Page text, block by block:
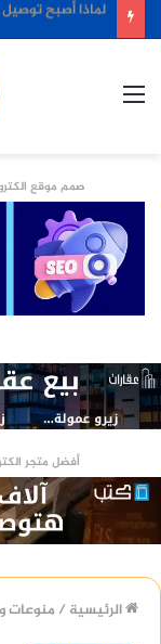
لماذا أصبح
صمم موقع
أفضل متجر
الرئيسية / منوعات